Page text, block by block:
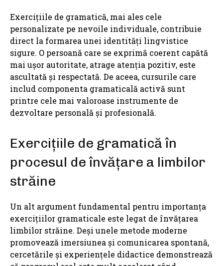
Exercițiile de gramatică, mai ales cele
personalizate pe nevoile individuale, contribuie
direct la formarea unei identități lingvistice
sigure. O persoană care se exprimă coerent capătă
mai ușor autoritate, atrage atenția pozitiv, este
ascultată și respectată. De aceea, cursurile care
includ componenta gramaticală activă sunt
printre cele mai valoroase instrumente de
dezvoltare personală și profesională.
Exercițiile de gramatică în
procesul de învățare a limbilor
străine
Un alt argument fundamental pentru importanța
exercițiilor gramaticale este legat de învățarea
limbilor străine. Deși unele metode moderne
promovează imersiunea și comunicarea spontană,
cercetările și experiențele didactice demonstrează